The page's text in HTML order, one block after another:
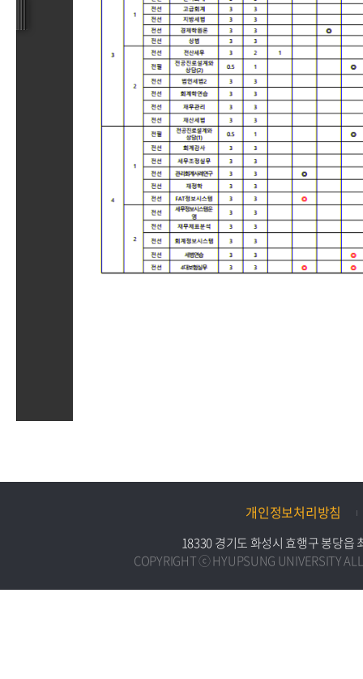
개인정보처리방침
18330 경기도 화성시 효행구 봉당읍
COPYRIGHT ⓒ HYUPSUNG UNIVERSITY